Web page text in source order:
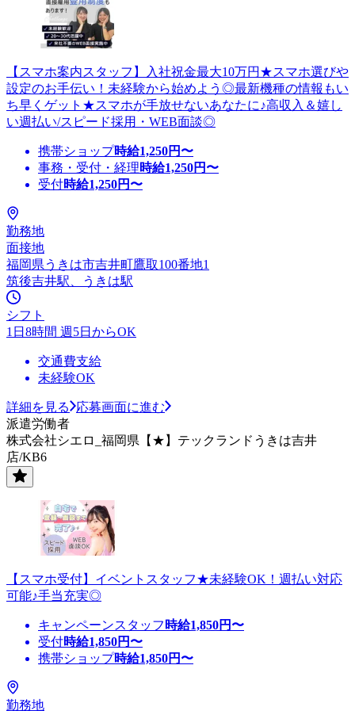
【スマホ案内スタッフ】入社祝金最大10万円★スマホ選びや
設定のお手伝い！未経験から始めよう◎最新機種の情報もい
ち早くゲット★スマホが手放せないあなたに♪高収入＆嬉し
い週払い/スピード採用・WEB面談◎
携帯ショップ時給1,250円〜
事務・受付・経理時給1,250円〜
受付時給1,250円〜
勤務地
面接地
福岡県うきは市吉井町鷹取100番地1
筑後吉井駅、うきは駅
シフト
1日8時間 週5日からOK
交通費支給
未経験OK
詳細を見る
応募画面に進む
派遣労働者
株式会社シエロ_福岡県【★】テックランドうきは吉井
店/KB6
【スマホ受付】イベントスタッフ★未経験OK！週払い対応
可能♪手当充実◎
キャンペーンスタッフ 時給1,850円〜
受付時給1,850円〜
携帯ショップ時給1,850円〜
勤務地